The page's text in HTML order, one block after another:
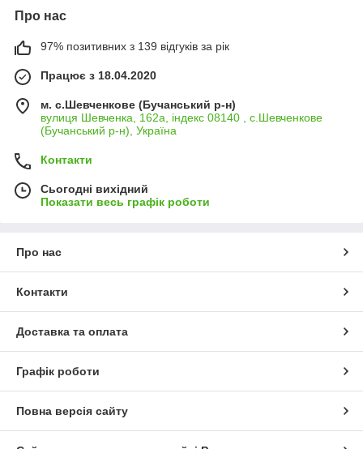
Про нас
97% позитивних з 139 відгуків за рік
Працює з 18.04.2020
м. с.Шевченкове (Бучанський р-н)
вулиця Шевченка, 162а, індекс 08140 , с.Шевченкове
(Бучанський р-н), Україна
Контакти
Сьогодні вихідний
Показати весь графік роботи
Про нас
Контакти
Доставка та оплата
Графік роботи
Повна версія сайту